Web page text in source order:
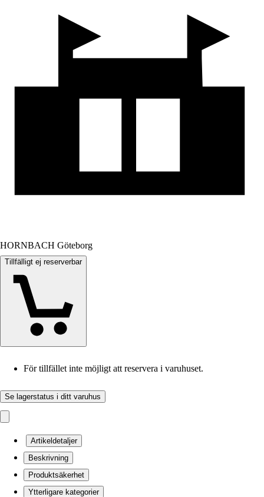
HORNBACH Göteborg
Tillfälligt ej reserverbar
För tillfället inte möjligt att reservera i varuhuset.
Se lagerstatus i ditt varuhus
Artikeldetaljer
Beskrivning
Produktsäkerhet
Ytterligare kategorier